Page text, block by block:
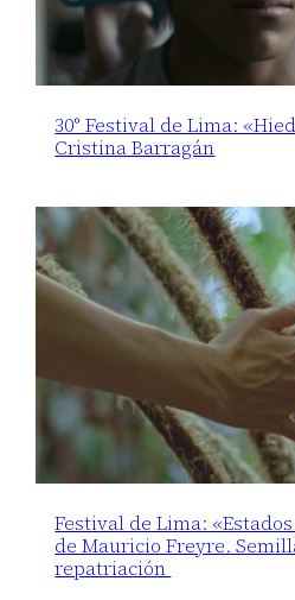
30° Festival de Lima:
Cristina Barragán
Festival de Lima: «Estados
de Mauricio Freyre.
repatriación